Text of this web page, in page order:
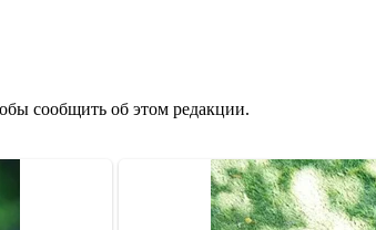
сообщить об этом редакции.